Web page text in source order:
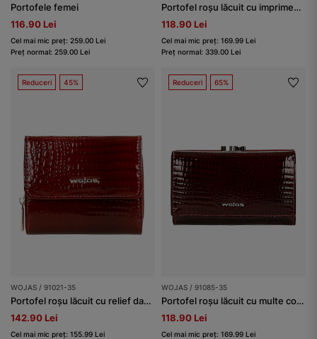
Portofele femei
116.90 Lei
Cel mai mic preț: 259.00 Lei
Preț normal: 259.00 Lei
Portofel roșu lăcuit cu imprimeu interesant damă
118.90 Lei
Cel mai mic preț: 169.99 Lei
Preț normal: 339.00 Lei
Reduceri 45%
WOJAS / 91021-35
Portofel roșu lăcuit cu relief damă
142.90 Lei
Cel mai mic preț: 155.99 Lei
Reduceri 65%
WOJAS / 91085-35
Portofel roșu lăcuit cu multe compartimente
118.90 Lei
Cel mai mic preț: 169.99 Lei